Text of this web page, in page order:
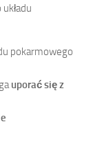
pokarmowego
uporać się z